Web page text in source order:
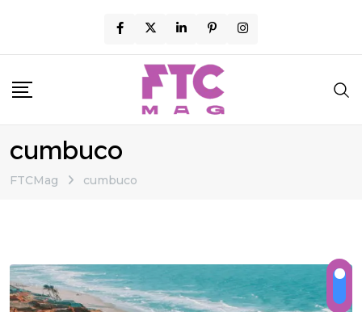
content
cumbuco
FTCMag cumbuco